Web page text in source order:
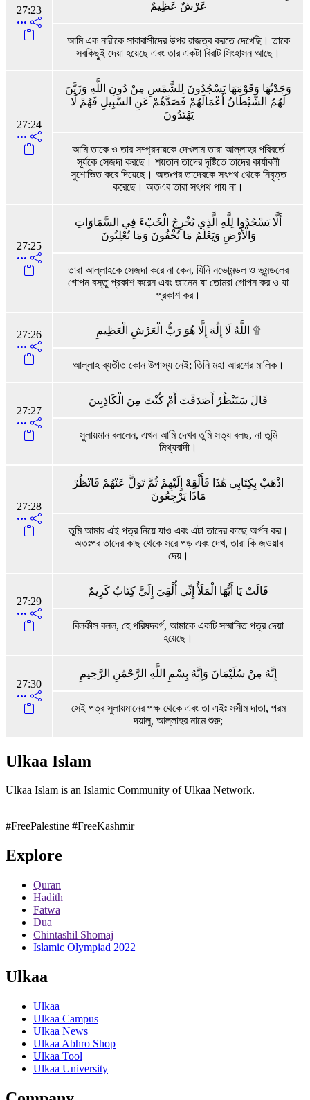
27:23
عَرْشٌ عَظِيمٌ
আমি এক নারীকে সাবাবাসীদের উপর রাজত্ব করতে দেখেছি। তাকে
সবকিছুই দেয়া হয়েছে এবং তার একটা বিরাট সিংহাসন আছে।
27:24
وَجَدْتُهَا وَقَوْمَهَا يَسْجُدُونَ لِلشَّمْسِ مِنْ دُونِ اللَّهِ وَزَيَّنَ
لَهُمُ الشَّيْطَانُ أَعْمَالَهُمْ فَصَدَّهُمْ عَنِ السَّبِيلِ فَهُمْ لَا
يَهْتَدُونَ
আমি তাকে ও তার সম্প্রদায়কে দেখলাম তারা আল্লাহর পরিবর্তে
সূর্যকে সেজদা করছে। শয়তান তাদের দৃষ্টিতে তাদের কার্যাবলী
সুশোভিত করে দিয়েছে। অতঃপর তাদেরকে সৎপথ থেকে নিবৃত্ত
করেছে। অতএব তারা সৎপথ পায় না।
27:25
أَلَّا يَسْجُدُوا لِلَّهِ الَّذِي يُخْرِجُ الْخَبْءَ فِي السَّمَاوَاتِ
وَالْأَرْضِ وَيَعْلَمُ مَا تُخْفُونَ وَمَا تُعْلِنُونَ
তারা আল্লাহকে সেজদা করে না কেন, যিনি নভোমন্ডল ও ভুমন্ডলের
গোপন বস্তু প্রকাশ করেন এবং জানেন যা তোমরা গোপন কর ও যা
প্রকাশ কর।
27:26 اللَّهُ لَا إِلَٰهَ إِلَّا هُوَ رَبُّ الْعَرْشِ الْعَظِيمِ ۩
আল্লাহ ব্যতীত কোন উপাস্য নেই; তিনি মহা আরশের মালিক।
27:27
قَالَ سَنَنْظُرُ أَصَدَقْتَ أَمْ كُنْتَ مِنَ الْكَاذِبِينَ
সুলায়মান বললেন, এখন আমি দেখব তুমি সত্য বলছ, না তুমি
মিথ্যবাদী।
27:28
اذْهَبْ بِكِتَابِي هَٰذَا فَأَلْقِهْ إِلَيْهِمْ ثُمَّ تَوَلَّ عَنْهُمْ فَانْظُرْ
مَاذَا يَرْجِعُونَ
তুমি আমার এই পত্র নিয়ে যাও এবং এটা তাদের কাছে অর্পন কর।
অতঃপর তাদের কাছ থেকে সরে পড় এবং দেখ, তারা কি জওয়াব
দেয়।
27:29
قَالَتْ يَا أَيُّهَا الْمَلَأُ إِنِّي أُلْقِيَ إِلَيَّ كِتَابٌ كَرِيمٌ
বিলকীস বলল, হে পরিষদবর্গ, আমাকে একটি সম্মানিত পত্র দেয়া
হয়েছে।
27:30
إِنَّهُ مِنْ سُلَيْمَانَ وَإِنَّهُ بِسْمِ اللَّهِ الرَّحْمَٰنِ الرَّحِيمِ
সেই পত্র সুলায়মানের পক্ষ থেকে এবং তা এইঃ সসীম দাতা, পরম
দয়ালু, আল্লাহর নামে শুরু;
Ulkaa Islam
Ulkaa Islam is an Islamic Community of Ulkaa Network.
#FreePalestine #FreeKashmir
Explore
Quran
Hadith
Fatwa
Dua
Chintashil Shomaj
Islamic Olympiad 2022
Ulkaa
Ulkaa
Ulkaa Campus
Ulkaa News
Ulkaa Abhro Shop
Ulkaa Tool
Ulkaa University